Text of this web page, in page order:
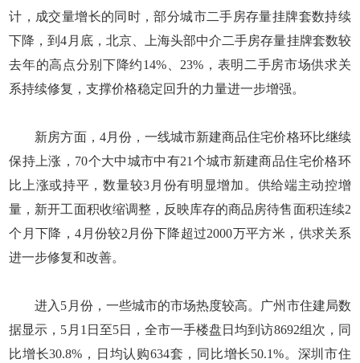
计，成交量增长的同时，部分城市二手房存量挂牌套数持续
下降，到4月底，北京、上海头部中介二手房存量挂牌套数较
去年的高点分别下降约14%、23%，表明二手房市场供求关
系持续修复，支撑价格稳定回升的力量进一步增强。
新房方面，4月份，一线城市新建商品住宅价格环比继续
保持上涨，70个大中城市中有21个城市新建商品住宅价格环
比上涨或持平，数量较3月份有明显增加。供给端主动控增
量，新开工面积收缩调整，反映库存的商品房待售面积连续2
个月下降，4月份较2月份下降超过2000万平方米，供求关系
进一步修复和改善。
进入5月份，一些城市的市场热度较高。广州市住建局数
据显示，5月1日至5日，全市一手楼盘日均到访8692组次，同
比增长30.8%，日均认购634套，同比增长50.1%。深圳市住